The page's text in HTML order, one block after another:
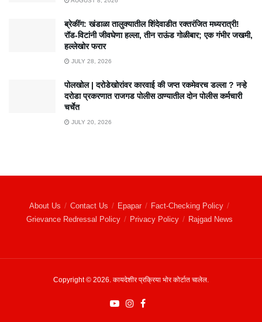
ब्रेकींग: खंडाळा तालुक्यातील शिंदेवाडीत रक्तरंजित मध्यरात्री!
रॉड-विटांनी जीवघेणा हल्ला, तीन राऊंड गोळीबार; एक गंभीर जखमी,
हल्लेखोर फरार
JULY 28, 2026
पोलखोल | दरोडेखोरांवर कारवाई की जप्त रकमेवरच डल्ला ? नऱ्हे
दरोडा प्रकरणात राजगड पोलीस ठाण्यातील दोन पोलीस कर्मचारी
चर्चेत
JULY 20, 2026
About Us Contact Us Epapar
Fact-Checking Policy
Grievance Redressal Policy
Privacy Policy Rajgad News
Copyright © 2026. कायदेशीर प्रक्रिया भोर कोर्टात चालेल.